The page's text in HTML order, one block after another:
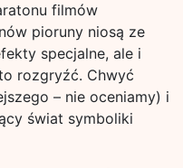
filmów
pioruny niosą ze
specjalne, ale i
rozgryźć. Chwyć
– nie oceniamy) i
świat symboliki